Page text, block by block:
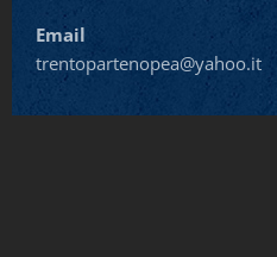
Email
trentopartenopea@yahoo.it